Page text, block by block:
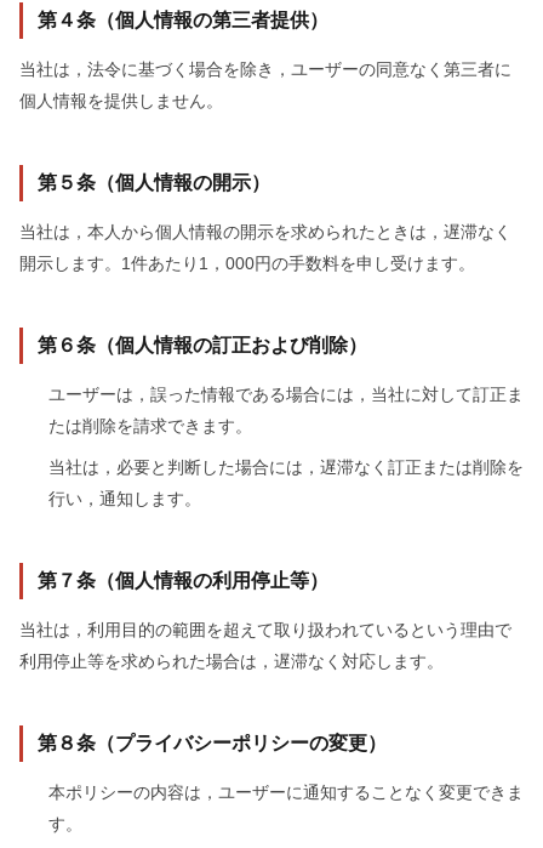
第４条（個人情報の第三者提供）
当社は，法令に基づく場合を除き，ユーザーの同意なく第三者に
個人情報を提供しません。
第５条（個人情報の開示）
当社は，本人から個人情報の開示を求められたときは，遅滞なく
開示します。1件あたり1，000円の手数料を申し受けます。
第６条（個人情報の訂正および削除）
ユーザーは，誤った情報である場合には，当社に対して訂正ま
たは削除を請求できます。
当社は，必要と判断した場合には，遅滞なく訂正または削除を
行い，通知します。
第７条（個人情報の利用停止等）
当社は，利用目的の範囲を超えて取り扱われているという理由で
利用停止等を求められた場合は，遅滞なく対応します。
第８条（プライバシーポリシーの変更）
本ポリシーの内容は，ユーザーに通知することなく変更できま
す。